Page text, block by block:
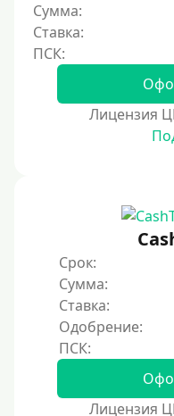
7000 руб
8000 руб
10000 руб
30000 руб на год
35000 руб
40000 руб
50000 руб
60000 руб
Сумма:
Ставка:
Лицензия
Срок:
Сумма:
Ставка:
Одобрение:
Лицензия